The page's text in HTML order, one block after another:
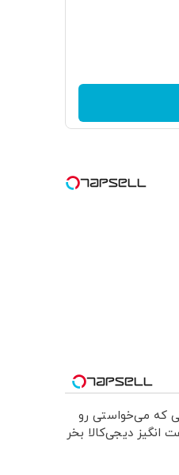
که می‌خواستی رو
انگیز دیجی‌کالا بخر